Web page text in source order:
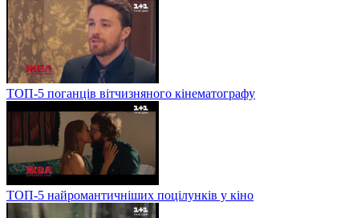
ТОП-5 поганців вітчизняного кінематографу
ТОП-5 найромантичніших поцілунків у кіно